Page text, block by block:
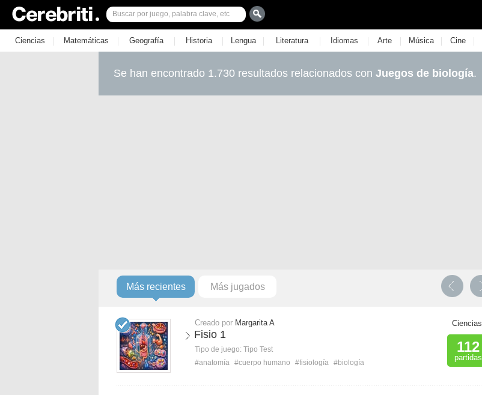
Ciencias | Matemáticas | Geografía | Historia | Lengua | Literatura | Idiomas | Arte | Música | Cine |
Se han encontrado 1.730 resultados relacionados con Juegos de biología.
Más recientes Más jugados
Creado por Margarita A
Fisio 1
Tipo de juego: Tipo Test
#anatomía #cuerpo humano #fisiología #biología
Ciencias
112
partidas